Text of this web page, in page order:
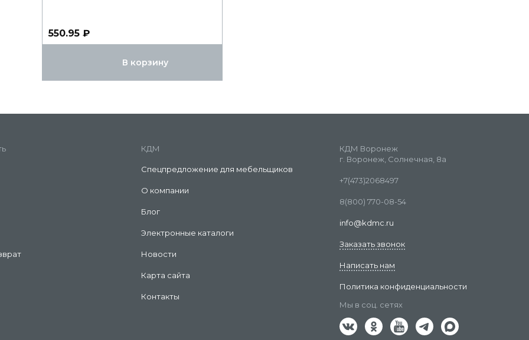
550.95 ₽
В корзину
КДМ
Спецпредложение для мебельщиков
О компании
Блог
Электронные каталоги
Новости
Карта сайта
Контакты
КДМ Воронеж
г. Воронеж, Солнечная, 8а
+7(473)2068497
8(800) 770-08-54
info@kdmc.ru
Заказать звонок
Написать нам
Политика конфиденциальности
Мы в соц. сетях